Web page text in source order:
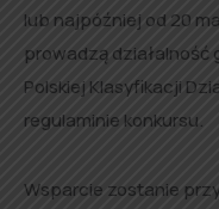
lub najpóźniej od 20
prowadzą działalność
Polskiej Klasyfikacji
regulaminie konkursu.
Wsparcie zostanie